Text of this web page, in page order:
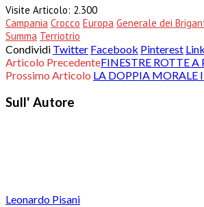
Visite Articolo: 2.300
Campania Crocco Europa Generale dei
Summa Terriotrio
Condividi Twitter Facebook Pinterest
Articolo PrecedenteFINESTRE ROTTE
Prossimo Articolo LA DOPPIA MORALE
Sull' Autore
Leonardo Pisani